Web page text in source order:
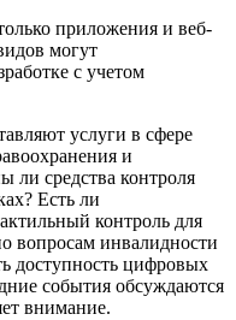
приложения и веб-
могут
с учетом
услуги в сфере
и
ли средства контроля
Есть ли
контроль для
вопросам инвалидности
доступность цифровых
события обсуждаются
внимание.